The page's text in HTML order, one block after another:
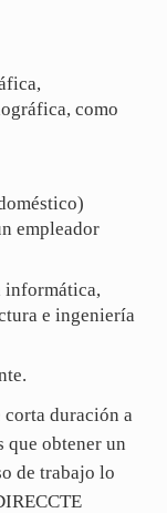
como
empleador
informática,
e ingeniería
duración a
que obtener un
de trabajo lo